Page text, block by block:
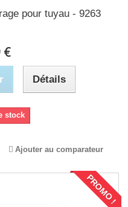
pour tuyau - 9263
€
Détails
stock
Ajouter au comparateur
PROMO !